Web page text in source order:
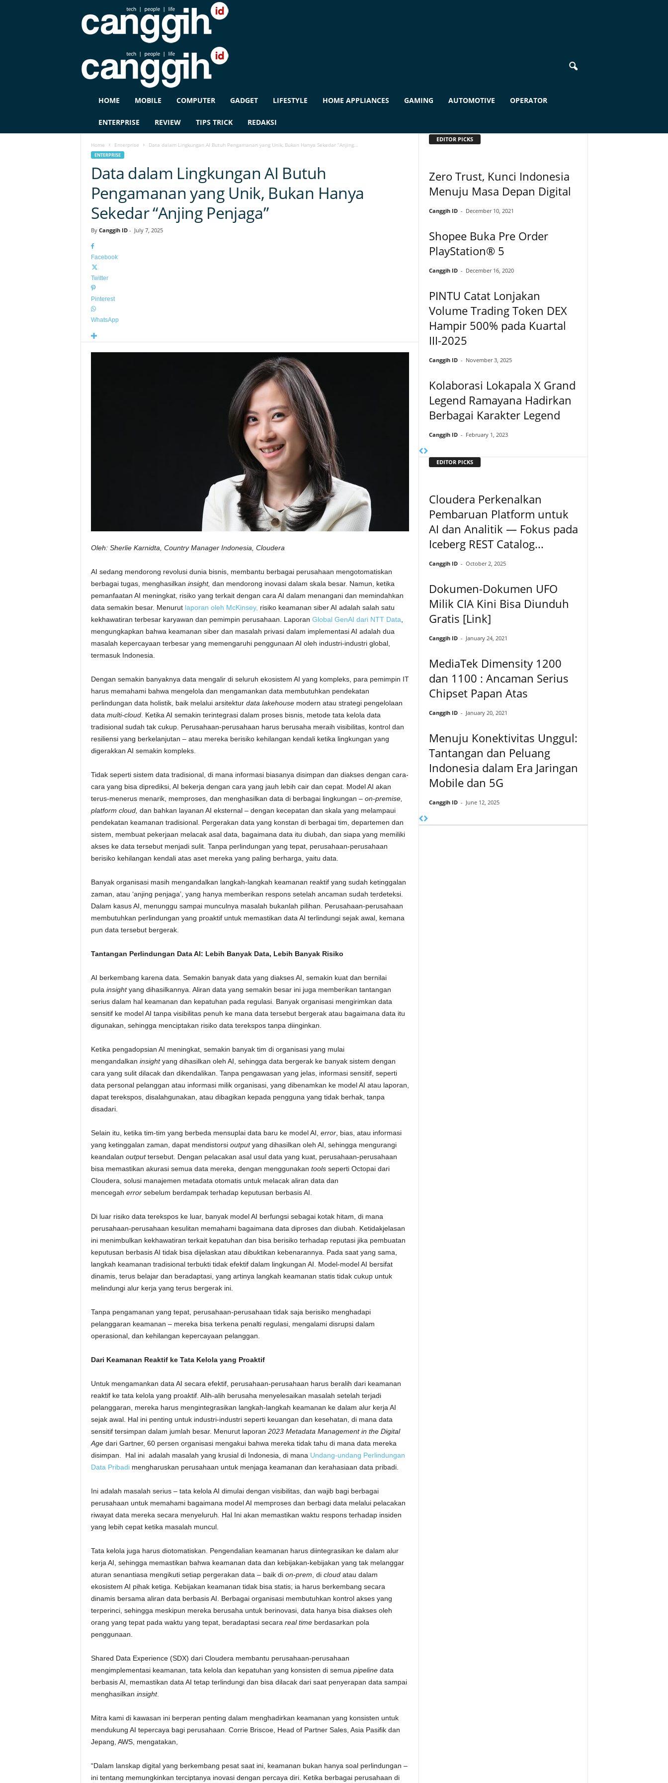
G
HOME MOBILE COMPUTER GADGET LIFESTYLE HOME APPLIANCES GAMING AUTOMOTIVE OPERATOR
ENTERPRISE REVIEW TIPS TRICK REDAKSI
Home Enterprise Data dalam Lingkungan AI Butuh Pengamanan yang Unik, Bukan Hanya Sekedar “Anjing...
ENTERPRISE
Data dalam Lingkungan AI Butuh
Pengamanan yang Unik, Bukan Hanya
Sekedar “Anjing Penjaga”
By Canggih ID- July 7, 2025
Facebook
Twitter
Pinterest
WhatsApp
Oleh: Sherlie Karnidta, Country Manager Indonesia, Cloudera
AI sedang mendorong revolusi dunia bisnis, membantu berbagai perusahaan mengotomatiskan
berbagai tugas, menghasilkan insight, dan mendorong inovasi dalam skala besar. Namun, ketika
pemanfaatan AI meningkat, risiko yang terkait dengan cara AI dalam menangani dan memindahkan
data semakin besar. Menurut laporan oleh McKinsey, risiko keamanan siber AI adalah salah satu
kekhawatiran terbesar karyawan dan pemimpin perusahaan. Laporan Global GenAI dari NTT Data
mengungkapkan bahwa keamanan siber dan masalah privasi dalam implementasi AI adalah dua
masalah kepercayaan terbesar yang memengaruhi penggunaan AI oleh industri-industri global,
termasuk Indonesia.
Dengan semakin banyaknya data mengalir di seluruh ekosistem AI yang kompleks, para pemimpin IT
harus memahami bahwa mengelola dan mengamankan data membutuhkan pendekatan
perlindungan data holistik, baik melalui arsitektur data lakehousemodern atau strategi pengelolaan
data multi-cloud. Ketika AI semakin terintegrasi dalam proses bisnis, metode tata kelola data
tradisional sudah tak cukup. Perusahaan-perusahaan harus berusaha meraih visibilitas, kontrol dan
resiliensi yang berkelanjutan – atau mereka berisiko kehilangan kendali ketika lingkungan yang
digerakkan AI semakin kompleks.
Tidak seperti sistem data tradisional, di mana informasi biasanya disimpan dan diakses dengan cara-
cara yang bisa diprediksi, AI bekerja dengan cara yang jauh lebih cair dan cepat. Model AI akan
terus-menerus menarik, memproses, dan menghasilkan data di berbagai lingkungan – on-premise,
platform cloud, dan bahkan layanan AI eksternal – dengan kecepatan dan skala yang melampaui
pendekatan keamanan tradisional. Pergerakan data yang konstan di berbagai tim, departemen dan
sistem, membuat pekerjaan melacak asal data, bagaimana data itu diubah, dan siapa yang memiliki
akses ke data tersebut menjadi sulit. Tanpa perlindungan yang tepat, perusahaan-perusahaan
berisiko kehilangan kendali atas aset mereka yang paling berharga, yaitu data.
Banyak organisasi masih mengandalkan langkah-langkah keamanan reaktif yang sudah ketinggalan
zaman, atau ‘anjing penjaga’, yang hanya memberikan respons setelah ancaman sudah terdeteksi.
Dalam kasus AI, menunggu sampai munculnya masalah bukanlah pilihan. Perusahaan-perusahaan
membutuhkan perlindungan yang proaktif untuk memastikan data AI terlindungi sejak awal, kemana
pun data tersebut bergerak.
Tantangan Perlindungan Data AI: Lebih Banyak Data, Lebih Banyak Risiko
AI berkembang karena data. Semakin banyak data yang diakses AI, semakin kuat dan bernilai
pula insightyang dihasilkannya. Aliran data yang semakin besar ini juga memberikan tantangan
serius dalam hal keamanan dan kepatuhan pada regulasi. Banyak organisasi mengirimkan data
sensitif ke model AI tanpa visibilitas penuh ke mana data tersebut bergerak atau bagaimana data itu
digunakan, sehingga menciptakan risiko data terekspos tanpa diinginkan.
Ketika pengadopsian AI meningkat, semakin banyak tim di organisasi yang mulai
mengandalkan insightyang dihasilkan oleh AI, sehingga data bergerak ke banyak sistem dengan
cara yang sulit dilacak dan dikendalikan. Tanpa pengawasan yang jelas, informasi sensitif, seperti
data personal pelanggan atau informasi milik organisasi, yang dibenamkan ke model AI atau laporan,
dapat terekspos, disalahgunakan, atau dibagikan kepada pengguna yang tidak berhak, tanpa
disadari.
Selain itu, ketika tim-tim yang berbeda mensuplai data baru ke model AI, error, bias, atau informasi
yang ketinggalan zaman, dapat mendistorsi outputyang dihasilkan oleh AI, sehingga mengurangi
keandalan outputtersebut. Dengan pelacakan asal usul data yang kuat, perusahaan-perusahaan
bisa memastikan akurasi semua data mereka, dengan menggunakan toolsseperti Octopai dari
Cloudera, solusi manajemen metadata otomatis untuk melacak aliran data dan
mencegah errorsebelum berdampak terhadap keputusan berbasis AI.
Di luar risiko data terekspos ke luar, banyak model AI berfungsi sebagai kotak hitam, di mana
perusahaan-perusahaan kesulitan memahami bagaimana data diproses dan diubah. Ketidakjelasan
ini menimbulkan kekhawatiran terkait kepatuhan dan bisa berisiko terhadap reputasi jika pembuatan
keputusan berbasis AI tidak bisa dijelaskan atau dibuktikan kebenarannya. Pada saat yang sama,
langkah keamanan tradisional terbukti tidak efektif dalam lingkungan AI. Model-model AI bersifat
dinamis, terus belajar dan beradaptasi, yang artinya langkah keamanan statis tidak cukup untuk
melindungi alur kerja yang terus bergerak ini.
Tanpa pengamanan yang tepat, perusahaan-perusahaan tidak saja berisiko menghadapi
pelanggaran keamanan – mereka bisa terkena penalti regulasi, mengalami disrupsi dalam
operasional, dan kehilangan kepercayaan pelanggan.
Dari Keamanan Reaktif ke Tata Kelola yang Proaktif
Untuk mengamankan data AI secara efektif, perusahaan-perusahaan harus beralih dari keamanan
reaktif ke tata kelola yang proaktif. Alih-alih berusaha menyelesaikan masalah setelah terjadi
pelanggaran, mereka harus mengintegrasikan langkah-langkah keamanan ke dalam alur kerja AI
sejak awal. Hal ini penting untuk industri-industri seperti keuangan dan kesehatan, di mana data
sensitif tersimpan dalam jumlah besar. Menurut laporan 2023 Metadata Management in the Digital
Agedari Gartner, 60 persen organisasi mengakui bahwa mereka tidak tahu di mana data mereka
disimpan. Hal ini adalah masalah yang krusial di Indonesia, di mana Undang-undang Perlindungan
Data Pribadimengharuskan perusahaan untuk menjaga keamanan dan kerahasiaan data pribadi.
Ini adalah masalah serius – tata kelola AI dimulai dengan visibilitas, dan wajib bagi berbagai
perusahaan untuk memahami bagaimana model AI memproses dan berbagi data melalui pelacakan
riwayat data mereka secara menyeluruh
Hal Ini akan memastikan waktu respons terhadap insiden
yang lebih cepat ketika masalah muncul.
Tata kelola juga harus diotomatiskan. Pengendalian keamanan harus diintegrasikan ke dalam alur
kerja AI, sehingga memastikan bahwa keamanan data dan kebijakan-kebijakan yang tak melanggar
aturan senantiasa mengikuti setiap pergerakan data – baik di on-prem , di cloudatau dalam
ekosistem AI pihak ketiga. Kebijakan keamanan tidak bisa statis; ia harus berkembang secara
dinamis bersama aliran data berbasis AI. Berbagai organisasi membutuhkan kontrol akses yang
terperinci, sehingga meskipun mereka berusaha untuk berinovasi, data hanya bisa diakses oleh
orang yang tepat pada waktu yang tepat, beradaptasi secara real time berdasarkan pola
penggunaan.
Shared Data Experience (SDX) dari Cloudera membantu perusahaan-perusahaan
mengimplementasi keamanan, tata kelola dan kepatuhan yang konsisten di semua pipeline data
berbasis AI, memastikan data AI tetap terlindungi dan bisa dilacak dari saat penyerapan data sampai
menghasilkan insight.
Mitra kami di kawasan ini berperan penting dalam menghadirkan keamanan yang konsisten untuk
mendukung AI tepercaya bagi perusahaan. Corrie Briscoe, Head of Partner Sales, Asia Pasifik dan
Jepang, AWS, mengatakan,
“Dalam lanskap digital yang berkembang pesat saat ini, keamanan bukan hanya soal perlindungan –
ini tentang memungkinkan terciptanya inovasi dengan percaya diri. Ketika berbagai perusahaan di
EDITOR PICKS
Zero Trust, Kunci Indonesia
Menuju Masa Depan Digital
Canggih ID - December 10, 2021
Shopee Buka Pre Order
PlayStation® 5
Canggih ID - December 16, 2020
PINTU Catat Lonjakan
Volume Trading Token DEX
Hampir 500% pada Kuartal
III-2025
Canggih ID - November 3, 2025
Kolaborasi Lokapala X Grand
Legend Ramayana Hadirkan
Berbagai Karakter Legend
Canggih ID - February 1, 2023
EDITOR PICKS
Cloudera Perkenalkan
Pembaruan Platform untuk
AI dan Analitik — Fokus pada
Iceberg REST Catalog...
Canggih ID - October 2, 2025
Dokumen-Dokumen UFO
Milik CIA Kini Bisa Diunduh
Gratis [Link]
Canggih ID - January 24, 2021
MediaTek Dimensity 1200
dan 1100 : Ancaman Serius
Chipset Papan Atas
Canggih ID - January 20, 2021
Menuju Konektivitas Unggul:
Tantangan dan Peluang
Indonesia dalam Era Jaringan
Mobile dan 5G
Canggih ID - June 12, 2025